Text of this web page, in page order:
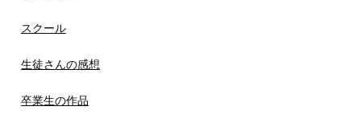
スクール
生徒さんの感想
卒業生の作品